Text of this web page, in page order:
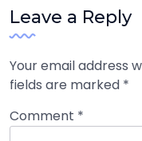
Leave a Reply
Your email address
fields are marked *
Comment *